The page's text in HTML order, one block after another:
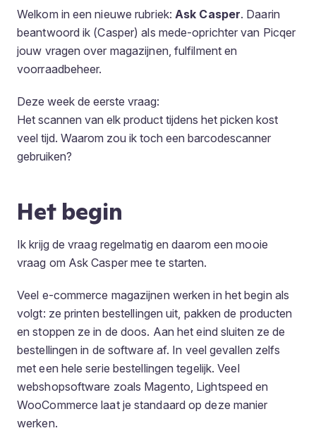
Welkom in een nieuwe rubriek: Ask Casper. Daarin
beantwoord ik (Casper) als mede-oprichter van Picqer
jouw vragen over magazijnen, fulfilment en
voorraadbeheer.
Deze week de eerste vraag:
Het scannen van elk product tijdens het picken kost
veel tijd. Waarom zou ik toch een barcodescanner
gebruiken?
Het begin
Ik krijg de vraag regelmatig en daarom een mooie
vraag om Ask Casper mee te starten.
Veel e-commerce magazijnen werken in het begin als
volgt: ze printen bestellingen uit, pakken de producten
en stoppen ze in de doos. Aan het eind sluiten ze de
bestellingen in de software af. In veel gevallen zelfs
met een hele serie bestellingen tegelijk. Veel
webshopsoftware zoals Magento, Lightspeed en
WooCommerce laat je standaard op deze manier
werken.